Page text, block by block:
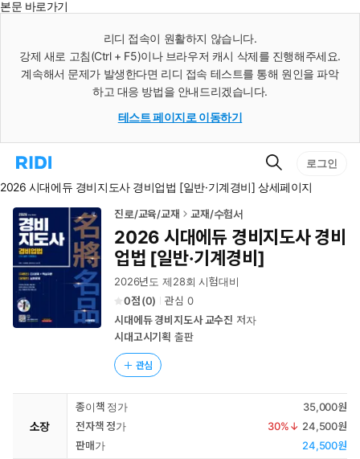
본문 바로가기
리디 접속이 원활하지 않습니다.
강제 새로 고침(Ctrl + F5)이나 브라우저 캐시 삭제를 진행해주세요.
계속해서 문제가 발생한다면 리디 접속 테스트를 통해 원인을 파악
하고 대응 방법을 안내드리겠습니다.
테스트 페이지로 이동하기
리
홈
로
이
동
검
색
로그인
2026 시대에듀 경비지도사 경비업법 [일반·기계경비] 상세페이지
진로/교육/교재 교재/수험서
2026 시대에듀 경비지도사 경비
업법 [일반·기계경비]
2026년도 제28회 시험대비
0
(0) 관심 0
시대에듀 경비지도사 교수진 저자
시대고시기획 출판
관심
소장
종이책 정가
35,000원
전자책 정가
30%↓ 24,500원
판매가
24,500원